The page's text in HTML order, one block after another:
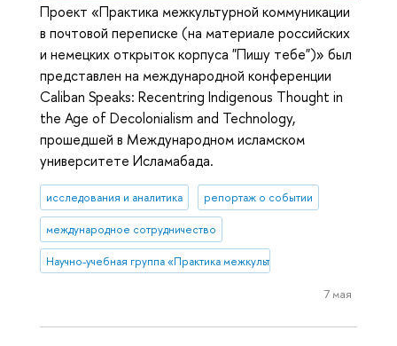
Проект «Практика межкультурной коммуникации
в почтовой переписке (на материале российских
и немецких открыток корпуса "Пишу тебе")» был
представлен на международной конференции
Caliban Speaks: Recentring Indigenous Thought in
the Age of Decolonialism and Technology,
прошедшей в Международном исламском
университете Исламабада.
исследования и аналитика репортаж о событии
международное сотрудничество
Научно-учебная группа «Практика межкультурной коммуникации
7 мая